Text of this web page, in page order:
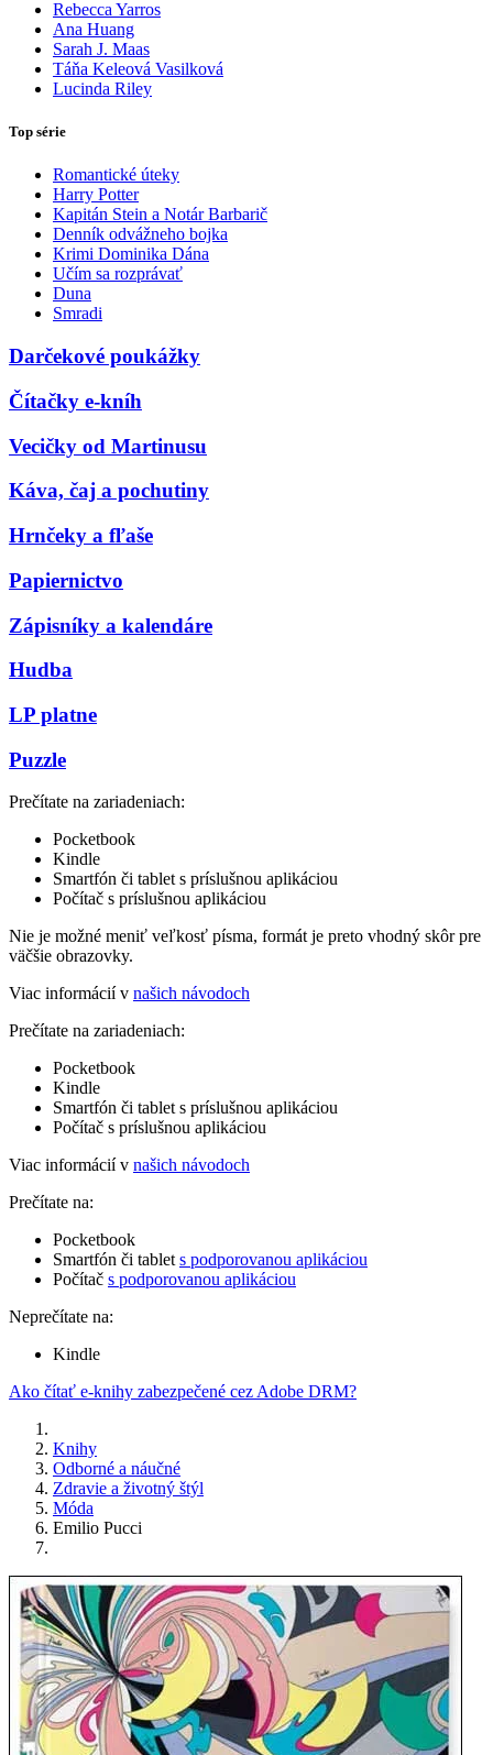
Rebecca Yarros
Ana Huang
Sarah J. Maas
Táňa Keleová Vasilková
Lucinda Riley
Top série
Romantické úteky
Harry Potter
Kapitán Stein a Notár Barbarič
Denník odvážneho bojka
Krimi Dominika Dána
Učím sa rozprávať
Duna
Smradi
Darčekové poukážky
Čítačky e-kníh
Vecičky od Martinusu
Káva, čaj a pochutiny
Hrnčeky a fľaše
Papiernictvo
Zápisníky a kalendáre
Hudba
LP platne
Puzzle
Prečítate na zariadeniach:
Pocketbook
Kindle
Smartfón či tablet s príslušnou aplikáciou
Počítač s príslušnou aplikáciou
Nie je možné meniť veľkosť písma, formát je preto vhodný skôr pre
väčšie obrazovky.
Viac informácií v našich návodoch
Prečítate na zariadeniach:
Pocketbook
Kindle
Smartfón či tablet s príslušnou aplikáciou
Počítač s príslušnou aplikáciou
Viac informácií v našich návodoch
Prečítate na:
Pocketbook
Smartfón či tablet s podporovanou aplikáciou
Počítač s podporovanou aplikáciou
Neprečítate na:
Kindle
Ako čítať e-knihy zabezpečené cez Adobe DRM?
Knihy
Odborné a náučné
Zdravie a životný štýl
Móda
Emilio Pucci